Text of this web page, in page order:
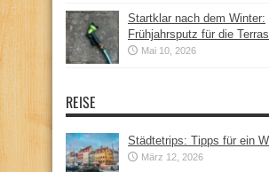
Startklar nach dem Winter:
Frühjahrsputz für die
Mai 10, 2026
REISE
Städtetrips: Tipps für ein
März 12, 2026